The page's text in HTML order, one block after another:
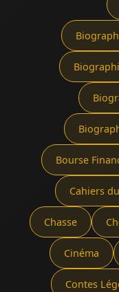
Bourse
Cahiers
Chasse
Cinéma
Contes